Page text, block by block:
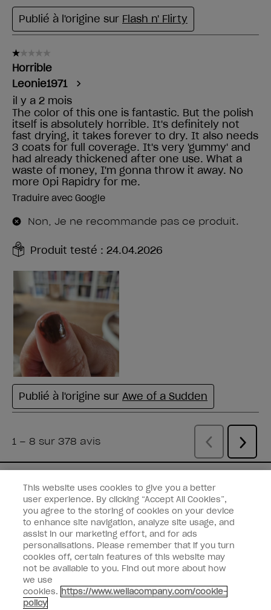
Vous avez un e-mail
Recevez les dernières nouveautés,
remises et plus encore desmarques
Welladirectement dans votre boîte mail.
Saisissez votre adresse e-mail *
Type de client
Consommateur
Professionnel
This website uses cookies to give you a better
user experience. By clicking “Accept All Cookies”,
you agree to the storing of cookies on your device
to enhance site navigation, analyze site usage, and
assist in our marketing effort, and for ads
personalisations. Please remember that if you turn
cookies off, certain features of this website may
not be available to you. Find out more about how
we use
cookies. https://www.wellacompany.com/cookie-
policy